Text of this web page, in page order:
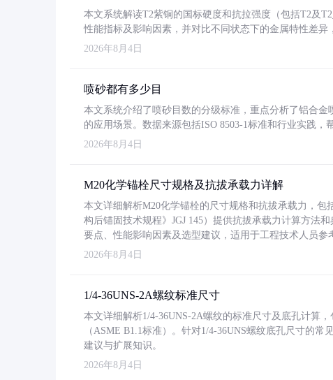
本文系统解读T2紫铜的国标硬度和抗拉强度（包括T2及
性能指标及影响因素，并对比不同状态下的金属特性差异
2026年8月4日
喷砂都有多少目
本文系统介绍了喷砂目数的分级标准，重点分析了铝合金
的应用场景。数据来源包括ISO 8503-1标准和行业实践，
2026年8月4日
M20化学锚栓尺寸规格及抗拔承载力详解
本文详细解析M20化学锚栓的尺寸规格和抗拔承载力，
构后锚固技术规程》JGJ 145）提供抗拔承载力计算方法
要点、性能影响因素及选型建议，适用于工程技术人员参
2026年8月4日
1/4-36UNS-2A螺纹标准尺寸
本文详细解析1/4-36UNS-2A螺纹的标准尺寸及底孔计算
（ASME B1.1标准）。针对1/4-36UNS螺纹底孔尺寸的
建议与扩展知识。
2026年8月4日